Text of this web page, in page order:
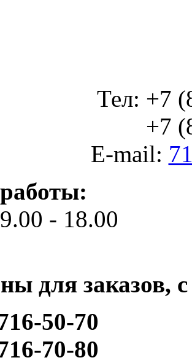
Тел: +7
+7
E-mail:
- 18.00
для заказов,
50-70
70-80